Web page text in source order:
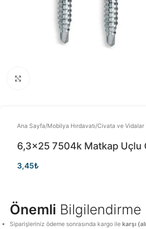
Ana Sayfa/Mobilya Hırdavatı/Civata ve Vidalar
6,3×25 7504k Matkap Uçlu
3,45₺
Önemli Bilgilendirme
Siparişleriniz ödeme sonrasında kargo ilekarşı